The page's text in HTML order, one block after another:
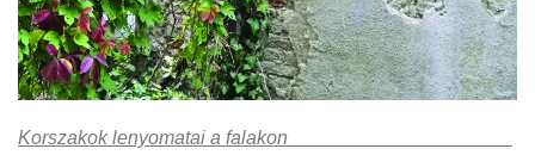
Korszakok lenyomatai a falakon